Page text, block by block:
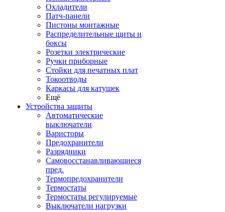
Охладители
Патч-панели
Пистоны монтажные
Распределительные щиты и
боксы
Розетки электрические
Ручки приборные
Стойки для печатных плат
Токоотводы
Каркасы для катушек
Ещё
Устройства защиты
Автоматические
выключатели
Варисторы
Предохранители
Разрядники
Самовосстанавливающиеся
пред.
Термопредохранители
Термостаты
Термостаты регулируемые
Выключатели нагрузки